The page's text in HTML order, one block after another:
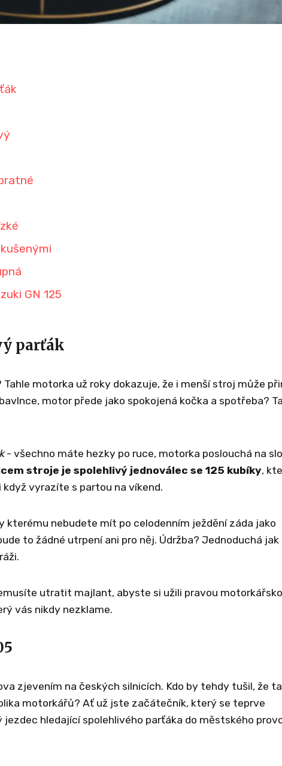
GN 125
parťák
Tahle motorka už roky dokazuje, že i menší stroj může
motor přede jako spokojená kočka a spotřeba?
- všechno máte hezky po ruce, motorka poslouchá na
stroje je spolehlivý jednoválec se 125 kubíky,
vyrazíte s partou na víkend.
kterému nebudete mít po celodenním ježdění záda jako
to žádné utrpení ani pro něj. Údržba? Jednoduchá
utratit majlant, abyste si užili pravou
vás nikdy nezklame.
zjevením na českých silnicích. Kdo by tehdy tušil, že
motorkářů? Ať už jste začátečník, který se teprve
hledající spolehlivého parťáka do městského